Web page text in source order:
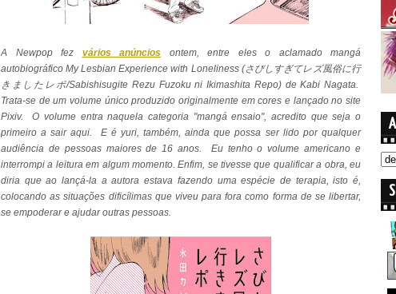
A Newpop fez vários anúncios ontem, entre eles o aclamado mangá
autobiográfico My Lesbian Experience with Loneliness (さびしすぎてレズ風俗に行
きましたレポ/Sabishisugite Rezu Fuzoku ni Ikimashita Repo) de Kabi Nagata.
Trata-se de um volume único produzido originalmente em cores e lançado no site
Pixiv. O volume entra naquela categoria "mangá ensaio", acredito que seja o
primeiro a sair aqui. E é yuri, também, ainda que possa ser lido por qualquer
audiência de pessoas maiores de 16 anos. Eu tenho o volume americano e
interrompi a leitura em algum momento. Enfim, se tivesse que qualificar a obra, eu
diria que ao lançá-la a autora estava fazendo uma espécie de terapia, isto é,
colocando as situações dificílimas que viveu para fora como forma de se libertar,
se empoderar e ajudar outras pessoas.